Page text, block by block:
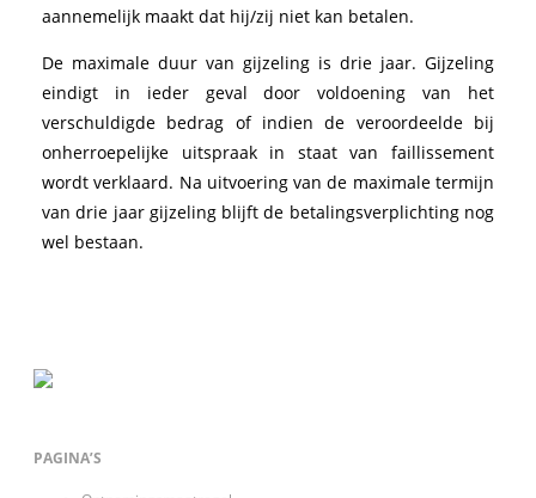
aannemelijk maakt dat hij/zij niet kan betalen.
De maximale duur van gijzeling is drie jaar. Gijzeling
eindigt in ieder geval door voldoening van het
verschuldigde bedrag of indien de veroordeelde bij
onherroepelijke uitspraak in staat van faillissement
wordt verklaard. Na uitvoering van de maximale termijn
van drie jaar gijzeling blijft de betalingsverplichting nog
wel bestaan.
PAGINA’S